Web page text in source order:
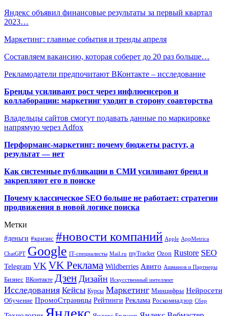
Яндекс объявил финансовые результаты за первый квартал
2023…
Маркетинг: главные события и тренды апреля
Составляем вакансию, которая соберет до 20 раз больше…
Рекламодатели предпочитают ВКонтакте – исследование
Бренды усиливают рост через инфлюенсеров и
коллаборации: маркетинг уходит в сторону соавторства
Владельцы сайтов смогут подавать данные по маркировке
напрямую через Adfox
Перформанс-маркетинг: почему бюджеты растут, а
результат — нет
Как системные публикации в СМИ усиливают бренд и
закрепляют его в поиске
Почему классическое SEO больше не работает: стратегии
продвижения в новой логике поиска
Метки
#деньги #кризис #новости компаний Apple AppMetrica
ChatGPT Google IT-специалисты Mail.ru myTracker Ozon Rustore SEO
Telegram VK VK Реклама Wildberries Авито Ашманов и Партнеры
Бизнес ВКонтакте Дзен Дизайн Искусственный интеллект
Исследования Кейсы Курсы Маркетинг Минцифры Нейросети
Обучение ПромоСтраницы Рейтинги Реклама Роскомнадзор Сбер